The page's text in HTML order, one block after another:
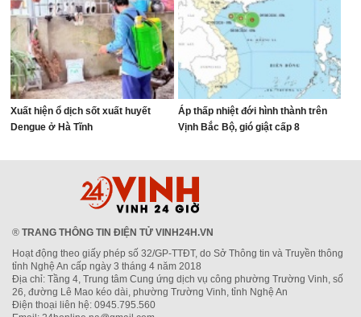
Xuất hiện ổ dịch sốt xuất huyết
Dengue ở Hà Tĩnh
Áp thấp nhiệt đới hình thành trên
Vịnh Bắc Bộ, gió giật cấp 8
® TRANG THÔNG TIN ĐIỆN TỬ VINH24H.VN
Hoạt động theo giấy phép số 32/GP-TTĐT, do Sở Thông tin và Truyền thông
tỉnh Nghệ An cấp ngày 3 tháng 4 năm 2018
Địa chỉ: Tầng 4, Trung tâm Cung ứng dịch vụ công phường Trường Vinh, số
26, đường Lê Mao kéo dài, phường Trường Vinh, tỉnh Nghệ An
Điện thoại liên hệ: 0945.795.560